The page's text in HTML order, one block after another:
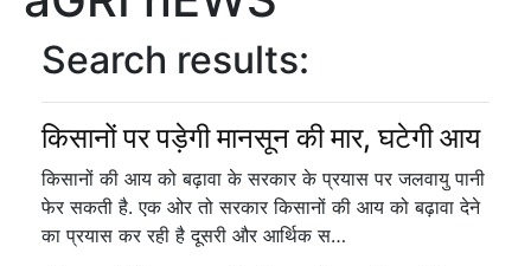
Search results:
किसानों पर पड़ेगी मानसून की मार, घटेगी आय
किसानों की आय को बढ़ावा के सरकार के प्रयास पर जलवायु पानी
फेर सकती है. एक ओर तो सरकार किसानों की आय को बढ़ावा देने
का प्रयास कर रही है दूसरी और आर्थिक स…